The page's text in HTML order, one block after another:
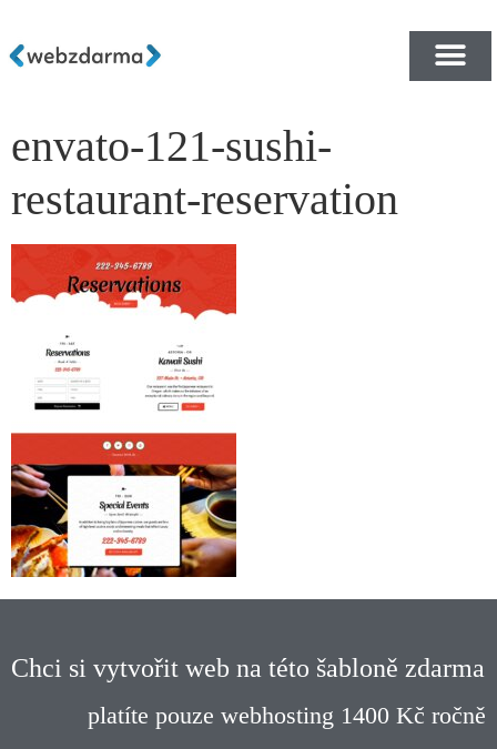
envato-121-sushi-
restaurant-reservation
Chci si vytvořit web na této šabloně zdarma
platíte pouze webhosting 1400 Kč ročně